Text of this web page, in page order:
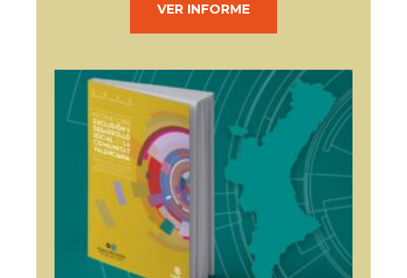
VER INFORME